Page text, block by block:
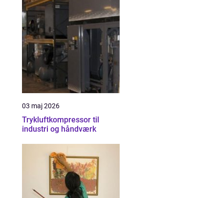
03 maj 2026
Trykluftkompressor til
industri og håndværk